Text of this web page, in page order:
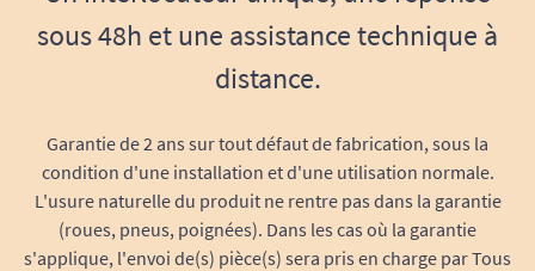
sous 48h et une assistance technique à
distance.
Garantie de 2 ans sur tout défaut de fabrication, sous la
condition d'une installation et d'une utilisation normale.
L'usure naturelle du produit ne rentre pas dans la garantie
(roues, pneus, poignées). Dans les cas où la garantie
s'applique, l'envoi de(s) pièce(s) sera pris en charge par Tous